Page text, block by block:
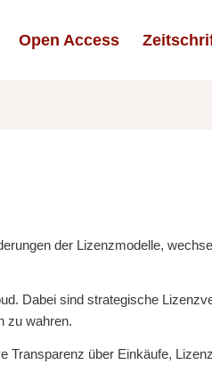
Open Access
der Lizenzmodelle,
Dabei sind strategische
zu wahren.
Transparenz über Einkäufe,